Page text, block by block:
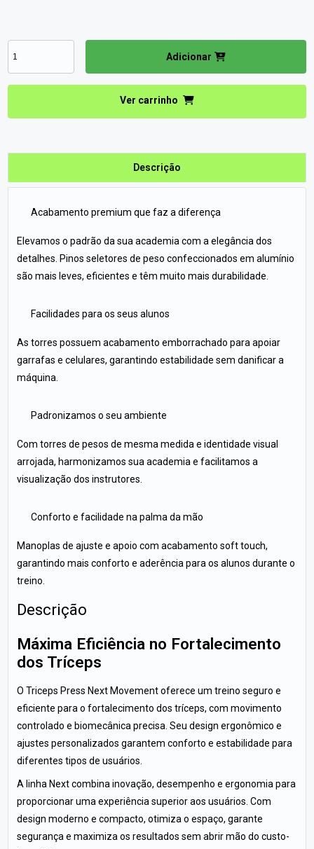
Adicionar
Ver carrinho
Descrição
Acabamento premium que faz a diferença
Elevamos o padrão da sua academia com a elegância dos
detalhes. Pinos seletores de peso confeccionados em alumínio
são mais leves, eficientes e têm muito mais durabilidade.
Facilidades para os seus alunos
As torres possuem acabamento emborrachado para apoiar
garrafas e celulares, garantindo estabilidade sem danificar a
máquina.
Padronizamos o seu ambiente
Com torres de pesos de mesma medida e identidade visual
arrojada, harmonizamos sua academia e facilitamos a
visualização dos instrutores.
Conforto e facilidade na palma da mão
Manoplas de ajuste e apoio com acabamento soft touch,
garantindo mais conforto e aderência para os alunos durante o
treino.
Descrição
Máxima Eficiência no Fortalecimento
dos Tríceps
O Triceps Press Next Movement oferece um treino seguro e
eficiente para o fortalecimento dos tríceps, com movimento
controlado e biomecânica precisa. Seu design ergonômico e
ajustes personalizados garantem conforto e estabilidade para
diferentes tipos de usuários.
A linha Next combina inovação, desempenho e ergonomia para
proporcionar uma experiência superior aos usuários. Com
design moderno e compacto, otimiza o espaço, garante
segurança e maximiza os resultados sem abrir mão do custo-